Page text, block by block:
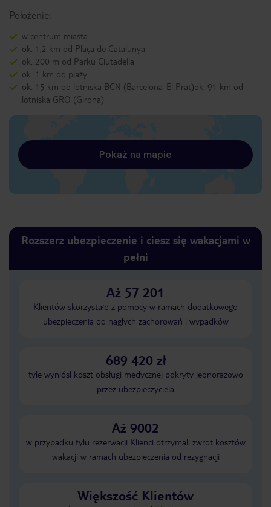
Położenie:
w centrum miasta
ok. 1,2 km od Plaça de Catalunya
ok. 200 m od Parku Ciutadella
ok. 1 km od plaży
ok. 15 km od lotniska BCN (Barcelona-El Prat)ok. 91 km od
lotniska GRO (Girona)
Pokaż na mapie
Rozszerz ubezpieczenie i ciesz się wakacjami w
pełni
Aż 57 201
Klientów skorzystało z pomocy w ramach dodatkowego
ubezpieczenia od nagłych zachorowań i wypadków
689 420 zł
tyle wyniósł koszt obsługi medycznej pokryty jednorazowo
przez ubezpieczyciela
Aż 9002
w przypadku tylu rezerwacji Klienci otrzymali zwrot kosztów
wakacji w ramach ubezpieczenia od rezygnacji
Większość Klientów